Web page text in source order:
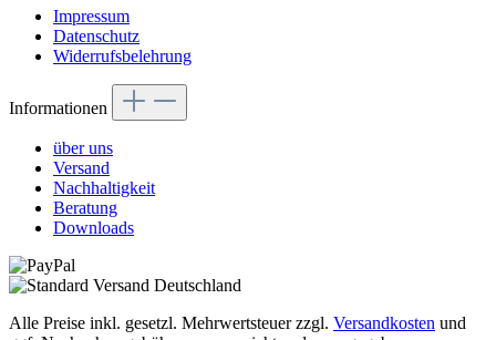
Impressum
Datenschutz
Widerrufsbelehrung
Informationen
über uns
Versand
Nachhaltigkeit
Beratung
Downloads
Alle Preise inkl. gesetzl. Mehrwertsteuer zzgl. Versandkosten und